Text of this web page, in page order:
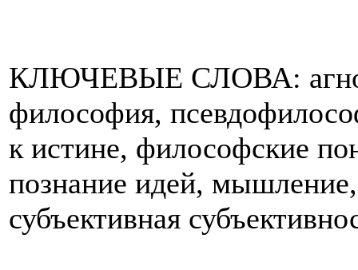
КЛЮЧЕВЫЕ СЛОВА:
философия,
к истине, философские
познание идей, мышление,
субъективная